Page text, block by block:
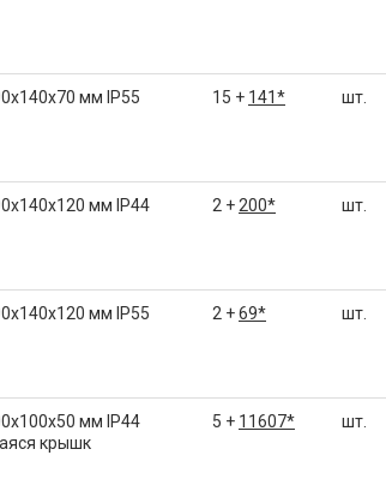
мм IP55
15 + 141* шт.
мм IP44
2 + 200* шт.
мм IP55
2 +69* шт.
мм IP44
крышк
5 + 11607* шт.